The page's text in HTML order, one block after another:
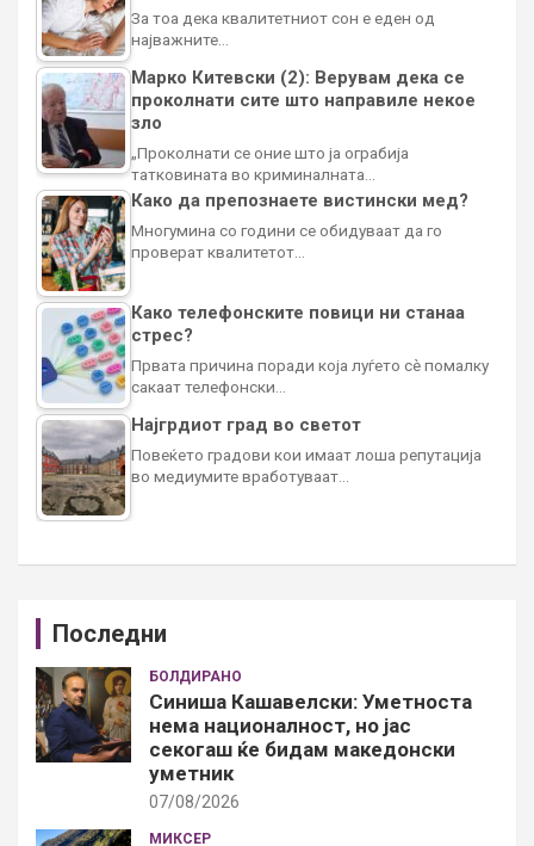
За тоа дека квалитетниот сон е еден од
најважните…
Марко Китевски (2): Верувам дека се
проколнати сите што направиле некое
зло
„Проколнати се оние што ја ограбија
татковината во криминалната…
Како да препознаете вистински мед?
Многумина со години се обидуваат да го
проверат квалитетот…
Како телефонските повици ни станаа
стрес?
Првата причина поради која луѓето сè помалку
сакаат телефонски…
Најгрдиот град во светот
Повеќето градови кои имаат лоша репутација
во медиумите вработуваат…
Последни
БОЛДИРАНО
Синиша Кашавелски: Уметноста
нема националност, но јас
секогаш ќе бидам македонски
уметник
07/08/2026
МИКСЕР